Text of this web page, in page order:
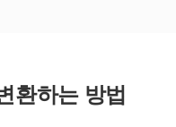
환하는 방법